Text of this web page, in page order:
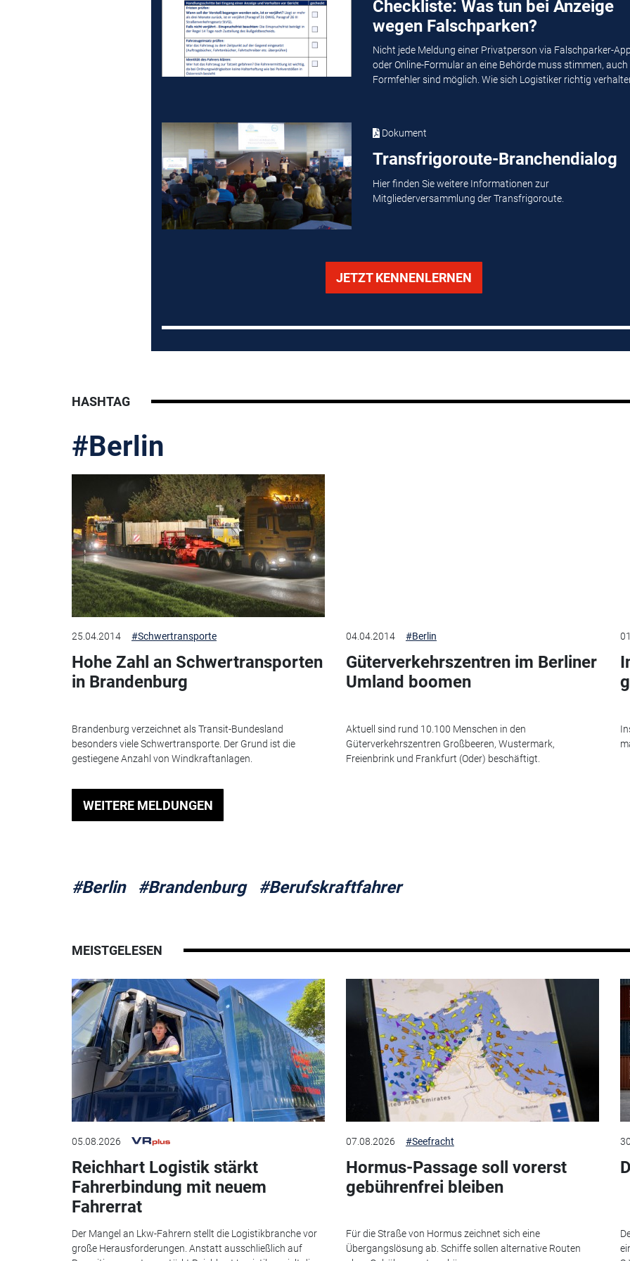
Checkliste: Was tun bei Anzeige
wegen Falschparken?
Nicht jede Meldung einer Privatperson via Falschparker-
oder Online-Formular an eine Behörde muss stimmen, auch
Formfehler sind möglich. Wie sich Logistiker richtig
Dokument
Transfrigoroute-Branchendialog
Hier finden Sie weitere Informationen zur
Mitgliederversammlung der Transfrigoroute.
JETZT KENNENLERNEN
HASHTAG
#Berlin
25.04.2014 #Schwertransporte
Hohe Zahl an Schwertransporten
in Brandenburg
Brandenburg verzeichnet als Transit-Bundesland
besonders viele Schwertransporte. Der Grund ist die
gestiegene Anzahl von Windkraftanlagen.
04.04.2014 #Berlin
Güterverkehrszentren im Berliner
Umland boomen
Aktuell sind rund 10.100 Menschen in den
Güterverkehrszentren Großbeeren, Wustermark,
Freienbrink und Frankfurt (Oder) beschäftigt.
WEITERE MELDUNGEN
#Berlin #Brandenburg #Berufskraftfahrer
MEISTGELESEN
05.08.2026
Reichhart Logistik stärkt
Fahrerbindung mit neuem
Fahrerrat
Der Mangel an Lkw-Fahrern stellt die Logistikbranche vor
große Herausforderungen. Anstatt ausschließlich auf
07.08.2026 #Seefracht
Hormus-Passage soll vorerst
gebührenfrei bleiben
Für die Straße von Hormus zeichnet sich eine
Übergangslösung ab. Schiffe sollen alternative Routen